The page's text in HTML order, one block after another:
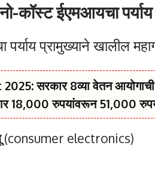
कॉस्ट ईएमआयचा
प्रामुख्याने खालील
सरकार 8व्या वेतन आयोगाची
18,000 रुपयांवरून 51,000
(consumer electronics)